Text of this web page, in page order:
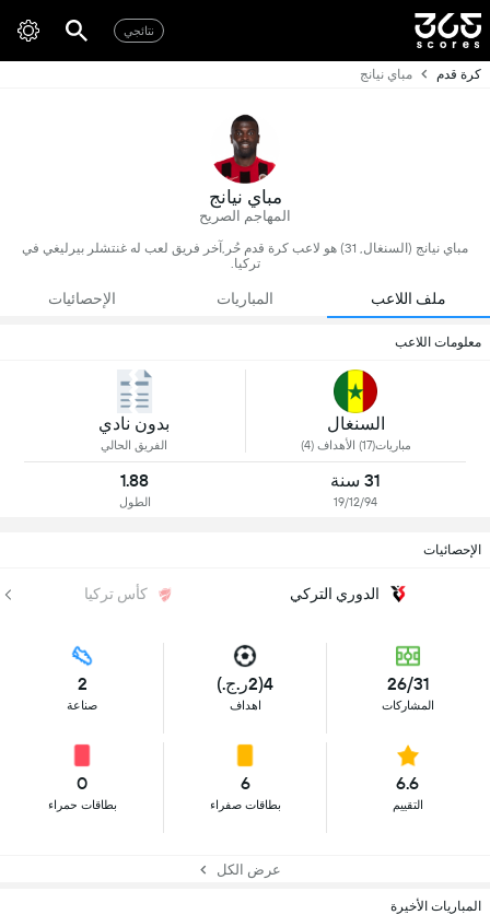
نتائجي
كرة قدم مباي نيانج
مباي نيانج
المهاجم الصريح
مباي نيانج (السنغال, 31) هو لاعب كرة قدم حُر,آخر فريق لعب له غنتشلر بيرليغي في
تركيا.
ملف اللاعب المباريات الإحصائيات
معلومات اللاعب
السنغال
مباريات(17) الأهداف (4)
بدون نادي
الفريق الحالي
31 سنة
19/12/94
1.88
الطول
الإحصائيات
الدوري التركي كأس تركيا
26/31
المشاركات
4(2ر.ج.)
اهداف
2
صناعة
6.6
التقييم
6
بطاقات صفراء
0
بطاقات حمراء
عرض الكل
المباريات الأخيرة